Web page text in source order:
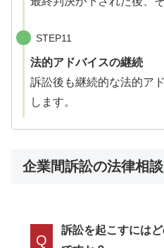
STEP11
法的アドバイスの継続
訴訟後も継続的な法的ア
します。
企業間訴訟の法律相
Q
訴訟を起こすには